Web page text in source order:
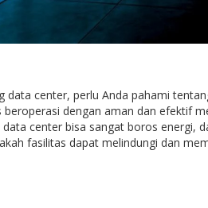
center, perlu Anda pahami
dengan aman dan efektif
center bisa sangat boros energi,
fasilitas dapat melindungi dan